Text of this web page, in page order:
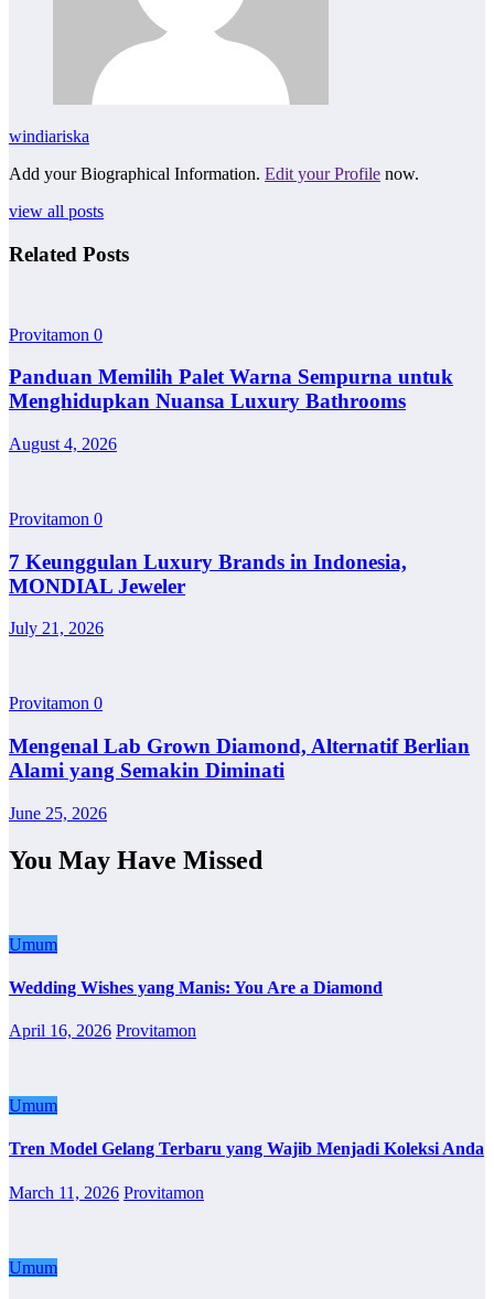
windiariska
Add your Biographical Information. Edit your Profile now.
view all posts
Related Posts
Provitamon 0
Panduan Memilih Palet Warna Sempurna untuk
Menghidupkan Nuansa Luxury Bathrooms
August 4, 2026
Provitamon 0
7 Keunggulan Luxury Brands in Indonesia,
MONDIAL Jeweler
July 21, 2026
Provitamon 0
Mengenal Lab Grown Diamond, Alternatif Berlian
Alami yang Semakin Diminati
June 25, 2026
You May Have Missed
Umum
Wedding Wishes yang Manis: You Are a Diamond
April 16, 2026 Provitamon
Umum
Tren Model Gelang Terbaru yang Wajib Menjadi Koleksi Anda
March 11, 2026 Provitamon
Umum